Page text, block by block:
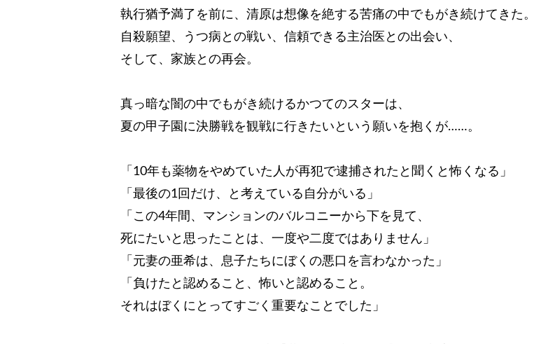
執行猶予満了を前に、清原は想像を絶する苦痛の中でもがき続けてきた。
自殺願望、うつ病との戦い、信頼できる主治医との出会い、
そして、家族との再会。
真っ暗な闇の中でもがき続けるかつてのスターは、
夏の甲子園に決勝戦を観戦に行きたいという願いを抱くが……。
「10年も薬物をやめていた人が再犯で逮捕されたと聞くと怖くなる」
「最後の1回だけ、と考えている自分がいる」
「この4年間、マンションのバルコニーから下を見て、
死にたいと思ったことは、一度や二度ではありません」
「元妻の亜希は、息子たちにぼくの悪口を言わなかった」
「負けたと認めること、怖いと認めること。
それはぼくにとってすごく重要なことでした」